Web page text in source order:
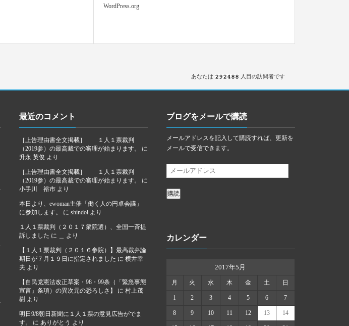
WordPress.org
あなたは 人目の訪問者です
最近のコメント
［上告理由書全文掲載］ １人１票裁判
（2019参）の最高裁での審理が始まります。
に
升永 英俊 より
［上告理由書全文掲載］ １人１票裁判
（2019参）の最高裁での審理が始まります。
に
小手川 裕市 より
本日より、ewoman主催「働く人の円卓会議」
に参加します。
にshindoi より
１人１票裁判（２０１７衆院選）、全国一斉提
訴しました に より
【１人１票裁判（２０１６参院）】最高裁弁論
期日が７月１９日に指定されました に横井幸
夫 より
【自民党憲法改正草案・98・99条（「緊急事態
宣言」条項）の異次元の恐ろしさ】
に村上茂
樹 より
明日9/8朝日新聞に１人１票の意見広告がでま
す。
にありがとう より
ブログをメールで購読
メールアドレスを記入して購読すれば、更新を
メールで受信できます。
購読
カレンダー
2017年5月
月 火 水 木 金 土 日
1 2 3 4 5 6 7
8 9 10 11 12 13 14